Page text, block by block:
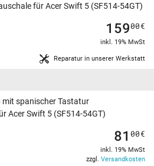
für Acer Swift 5 (SF514-54GT)
Reparatur in unserer Werkstatt
15900€
inkl. 19% MwSt
mit spanischer Tastatur
Acer Swift 5 (SF514-54GT)
81 00€
inkl. 19% MwSt
zzgl. Versandkosten